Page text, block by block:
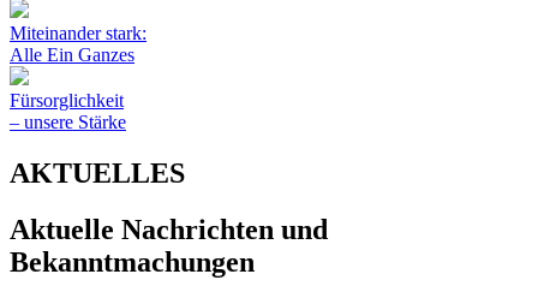
Miteinander stark:
Alle Ein Ganzes
Fürsorglichkeit
– unsere Stärke
AKTUELLES
Aktuelle Nachrichten und
Bekanntmachungen